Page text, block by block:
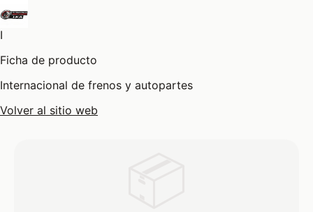
I
Ficha de producto
Internacional de frenos y autopartes
Volver al sitio web